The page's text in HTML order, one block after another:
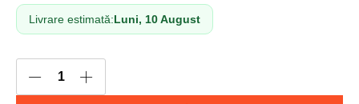
Livrare estimată:Luni, 10 August